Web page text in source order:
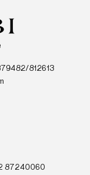
812613
87240060